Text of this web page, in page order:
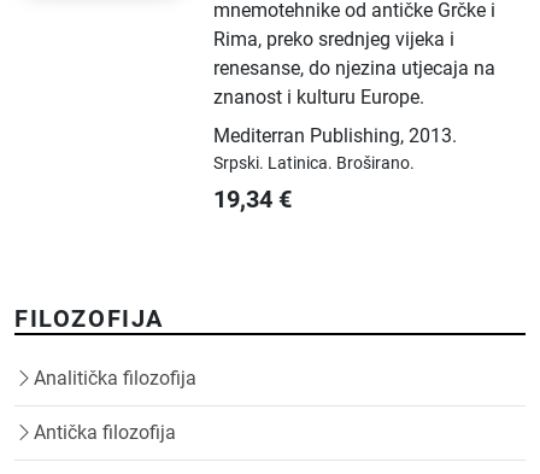
mnemotehnike od antičke Grčke i
Rima, preko srednjeg vijeka i
renesanse, do njezina utjecaja na
znanost i kulturu Europe.
Mediterran Publishing,2013.
Srpski. Latinica. Broširano.
19,34 €
FILOZOFIJA
Analitička filozofija
Antička filozofija